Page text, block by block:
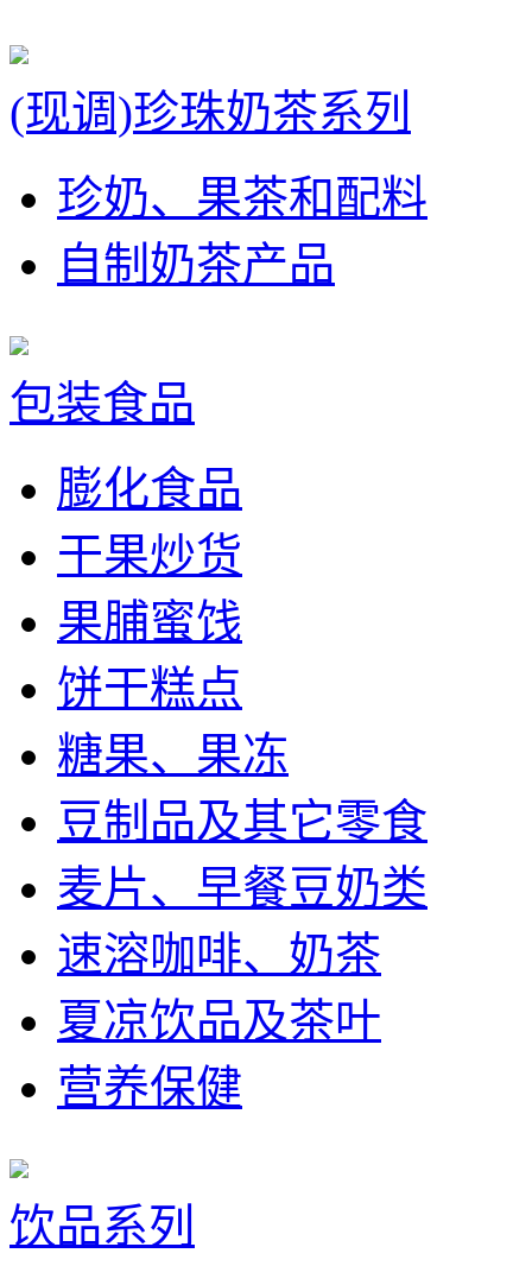
(现调)珍珠奶茶系列
珍奶、果茶和配料
自制奶茶产品
包装食品
膨化食品
干果炒货
果脯蜜饯
饼干糕点
糖果、果冻
豆制品及其它零食
麦片、早餐豆奶类
速溶咖啡、奶茶
夏凉饮品及茶叶
营养保健
饮品系列